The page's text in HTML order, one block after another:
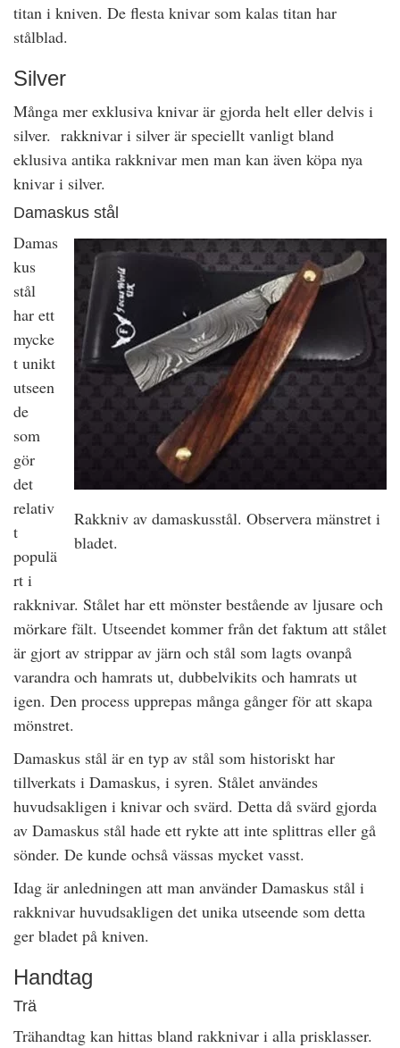
titan i kniven. De flesta knivar som kalas titan har
stålblad.
Silver
Många mer exklusiva knivar är gjorda helt eller delvis i
silver. rakknivar i silver är speciellt vanligt bland
eklusiva antika rakknivar men man kan även köpa nya
knivar i silver.
Damaskus stål
Rakkniv av damaskusstål. Observera mänstret i
bladet.
Damas
kus
stål
har ett
mycke
t unikt
utseen
de
som
gör
det
relativ
t
populä
rt i
rakknivar. Stålet har ett mönster bestående av ljusare och
mörkare fält. Utseendet kommer från det faktum att stålet
är gjort av strippar av järn och stål som lagts ovanpå
varandra och hamrats ut, dubbelvikits och hamrats ut
igen. Den process upprepas många gånger för att skapa
mönstret.
Damaskus stål är en typ av stål som historiskt har
tillverkats i Damaskus, i syren. Stålet användes
huvudsakligen i knivar och svärd. Detta då svärd gjorda
av Damaskus stål hade ett rykte att inte splittras eller gå
sönder. De kunde ochså vässas mycket vasst.
Idag är anledningen att man använder Damaskus stål i
rakknivar huvudsakligen det unika utseende som detta
ger bladet på kniven.
Handtag
Trä
Trähandtag kan hittas bland rakknivar i alla prisklasser.